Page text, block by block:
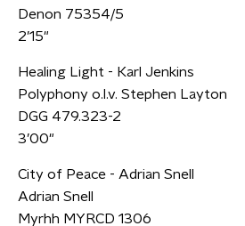
Denon 75354/5
2’15"
Healing Light - Karl Jenkins
Polyphony o.l.v. Stephen Layton
DGG 479.323-2
3’00"
City of Peace - Adrian Snell
Adrian Snell
Myrhh MYRCD 1306